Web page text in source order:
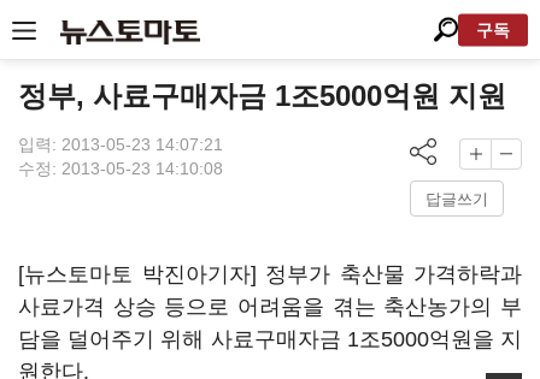
구독
정부, 사료구매자금 1조5000억원 지원
입력: 2013-05-23 14:07:21
수정: 2013-05-23 14:10:08
답글쓰기
[뉴스토마토 박진아기자] 정부가 축산물 가격하락과
사료가격 상승 등으로 어려움을 겪는 축산농가의 부
담을 덜어주기 위해 사료구매자금 1조5000억원을 지
원한다.